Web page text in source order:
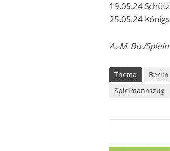
19.05.24
25.05.24
A.-M. Bu./
Thema Berlin
Spielmannszug